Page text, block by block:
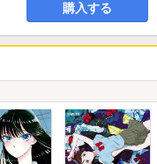
購入する